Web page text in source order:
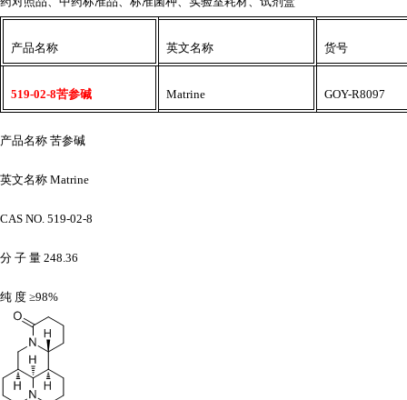
产品名称 英文名称 货号
519-02-8苦参碱 Matrine GOY-R8097
产品名称 苦参碱
英文名称 Matrine
CAS NO. 519-02-8
分 子 量 248.36
纯 度 ≥98%